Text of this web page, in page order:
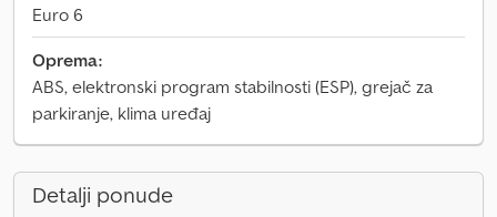
Euro 6
Oprema:
ABS, elektronski program stabilnosti (ESP), grejač za
parkiranje, klima uređaj
Detalji ponude